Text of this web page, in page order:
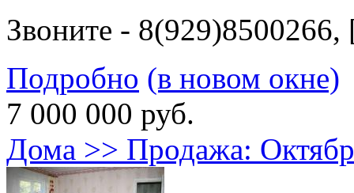
Звоните - 8(929)8500266,
Подробно (в новом окне)
7 000 000 руб.
Дома >> Продажа: